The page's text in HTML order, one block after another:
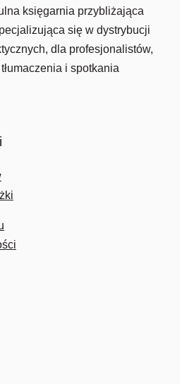
księgarnia przybliżająca
się w dystrybucji
dla profesjonalistów,
i spotkania